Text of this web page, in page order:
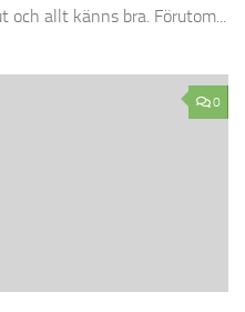
allt känns bra. Förutom...
0